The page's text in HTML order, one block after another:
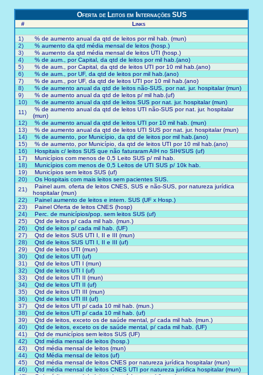
Traumatismo Intracraniano em Internações SUS
Psicotrópicos em Internações SUS
Saúde mental em Internações SUS
Acidente de trânsito em Internações SUS
OPM Internações SUS
Infecção viral em Internações SUS
Ocupação de Leitos em Internações SUS
Oferta de Leitos em Internações SUS
Todos os Links
PROCURAR PROFISSIONAIS/ESTAB. DE SAÚDE
Oferta de Leitos em Internações SUS
# Links
1)
% de aumento anual da qtd de leitos por mil hab. (mun)
2)
% aumento da qtd média mensal de leitos (hosp.)
3)
% aumento da qtd média mensal de leitos UTI (hosp.)
4)
% de aum., por Capital, da qtd de leitos por mil hab.(ano)
5)
% de aum., por Capital, da qtd de leitos UTI por 10 mil hab.(ano)
6)
% de aum., por UF, da qtd de leitos por mil hab.(ano)
7)
% de aum., por UF, da qtd de leitos UTI por 10 mil hab.(ano)
8)
% de aumento anual da qtd de leitos não-SUS, por nat. jur. hospitalar (mun)
9)
% de aumento anual da qtd de leitos p/ mil hab.(uf)
10)
% de aumento anual da qtd de leitos SUS por nat. jur. hospitalar (mun)
11)
% de aumento anual da qtd de leitos UTI não-SUS por nat. jur. hospitalar
(mun)
12)
% de aumento anual da qtd de leitos UTI por 10 mil hab. (mun)
13)
% de aumento anual da qtd de leitos UTI SUS por nat. jur. hospitalar (mun)
14)
% de aumento, por Município, da qtd de leitos por mil hab.(ano)
15)
% de aumento, por Município, da qtd de leitos UTI por 10 mil hab.(ano)
16)
Hospitais c/ leitos SUS que não faturaram AIH no SIH/SUS (uf)
17)
Municípios com menos de 0,5 Leito SUS p/ mil hab.
18)
Municípios com menos de 0,5 Leitos de UTI SUS p/ 10k hab.
19)
Municípios sem leitos SUS (uf)
20)
Os Hospitais com mais leitos sem pacientes SUS.
21)
Painel aum. oferta de leitos CNES, SUS e não-SUS, por natureza jurídica
hospitalar (mun)
22)
Painel aumento de leitos e intern. SUS (UF x Hosp.)
23)
Painel Oferta de leitos CNES (hosp)
24)
Perc. de municípios/pop. sem leitos SUS (uf)
25)
Qtd de leitos p/ cada mil hab. (mun.)
26)
Qtd de leitos p/ cada mil hab. (UF)
27)
Qtd de leitos SUS UTI I, II e III (mun)
28)
Qtd de leitos SUS UTI I, II e III (uf)
29)
Qtd de leitos UTI (mun)
30)
Qtd de leitos UTI (uf)
31)
Qtd de leitos UTI I (mun)
32)
Qtd de leitos UTI I (uf)
33)
Qtd de leitos UTI II (mun)
34)
Qtd de leitos UTI II (uf)
35)
Qtd de leitos UTI III (mun)
36)
Qtd de leitos UTI III (uf)
37)
Qtd de leitos UTI p/ cada 10 mil hab. (mun.)
38)
Qtd de leitos UTI p/ cada 10 mil hab. (uf)
39)
Qtd de leitos, exceto os de saúde mental, p/ cada mil hab. (mun.)
40)
Qtd de leitos, exceto os de saúde mental, p/ cada mil hab. (UF)
41)
Qtd de municípios sem leitos SUS (UF)
42)
Qtd média mensal de leitos (hosp.)
43)
Qtd média mensal de leitos (mun)
44)
Qtd Média mensal de leitos (uf)
45)
Qtd média mensal de leitos CNES por natureza jurídica hospitalar (mun)
46)
Qtd média mensal de leitos CNES UTI por natureza jurídica hospitalar (mun)